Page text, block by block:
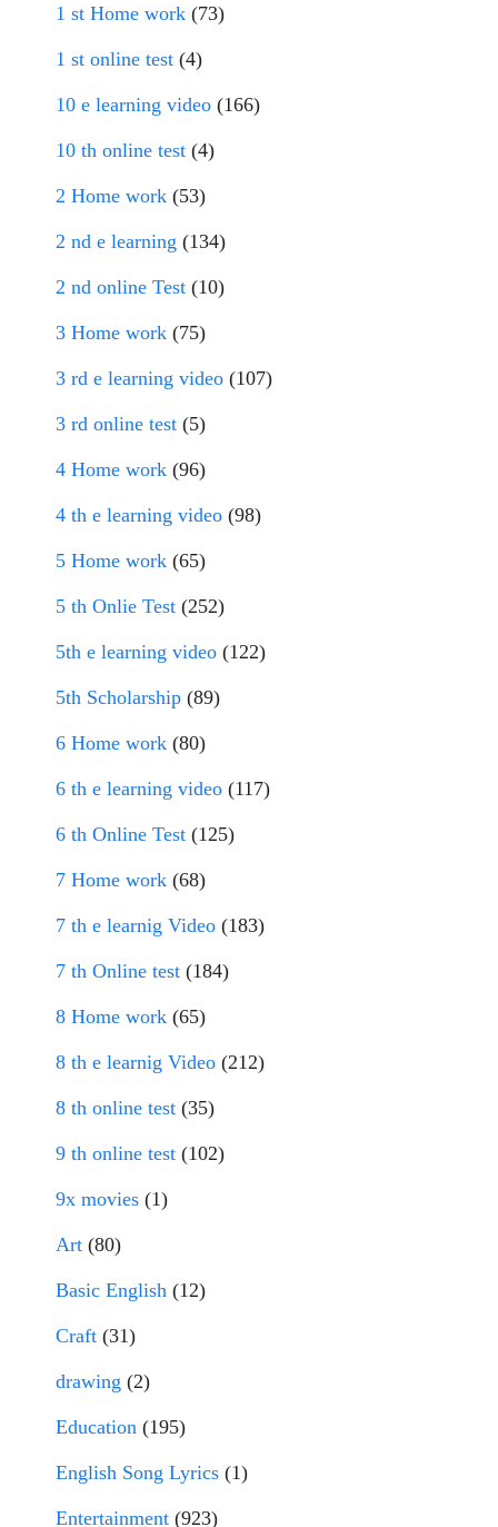
1 st Home work (73)
1 st online test (4)
10 e learning video (166)
10 th online test (4)
2 Home work (53)
2 nd e learning (134)
2 nd online Test (10)
3 Home work (75)
3 rd e learning video (107)
3 rd online test (5)
4 Home work (96)
4 th e learning video (98)
5 Home work (65)
5 th Onlie Test (252)
5th e learning video (122)
5th Scholarship (89)
6 Home work (80)
6 th e learning video (117)
6 th Online Test (125)
7 Home work (68)
7 th e learnig Video (183)
7 th Online test (184)
8 Home work (65)
8 th e learnig Video (212)
8 th online test (35)
9 th online test (102)
9x movies (1)
Art (80)
Basic English (12)
Craft (31)
drawing (2)
Education (195)
English Song Lyrics (1)
Entertainment (923)